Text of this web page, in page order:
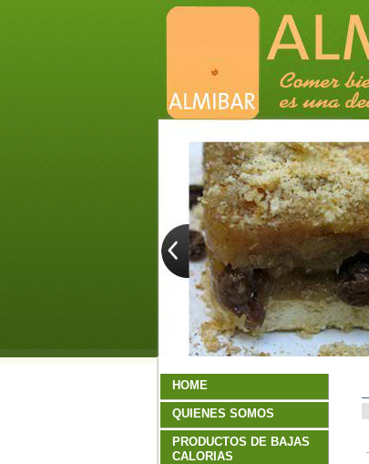
HOME
QUIENES SOMOS
PRODUCTOS DE BAJAS
CALORIAS